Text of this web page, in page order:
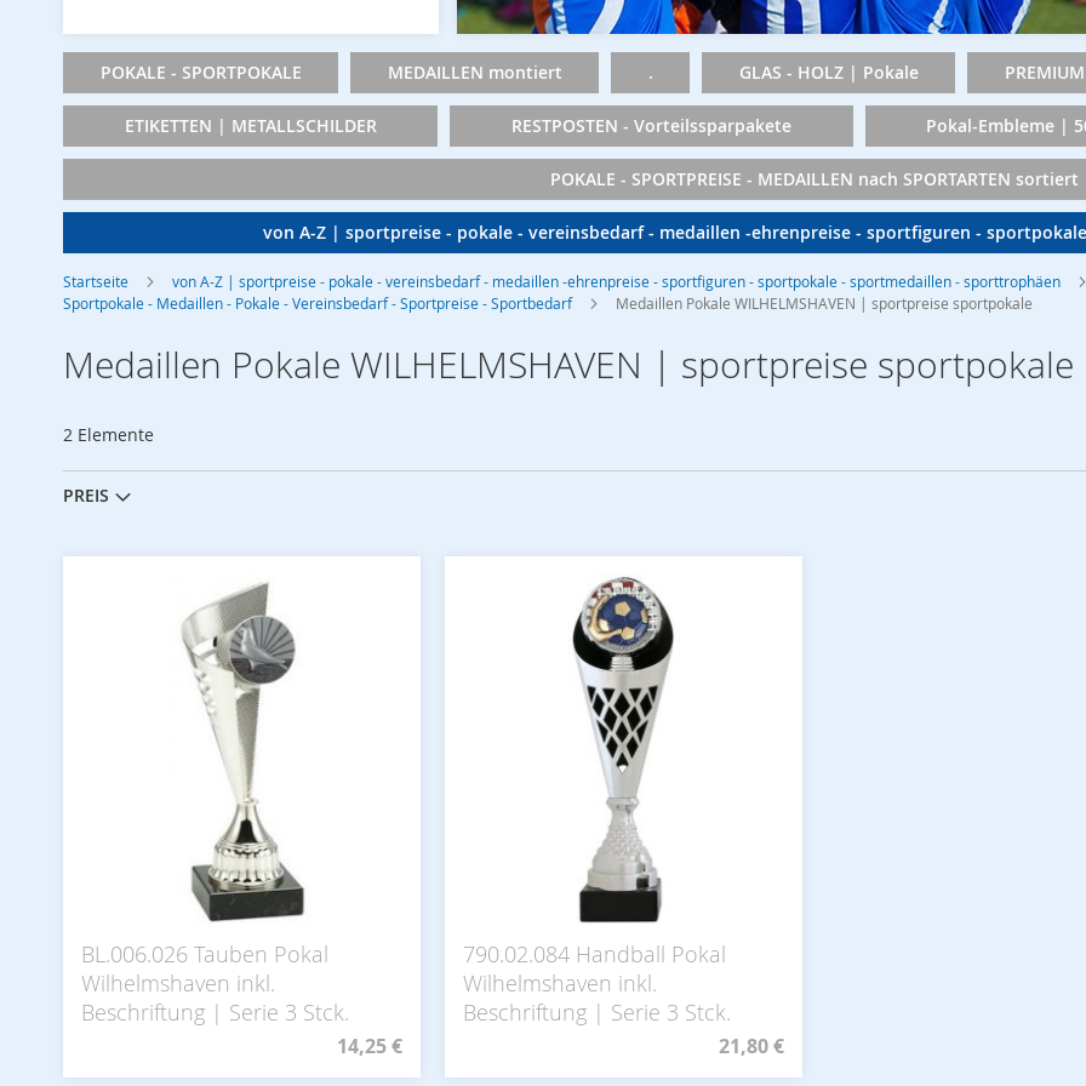
POKALE - SPORTPOKALE MEDAILLEN montiert . GLAS - HOLZ | Pokale
ETIKETTEN | METALLSCHILDER RESTPOSTEN - Vorteilssparpakete Pokal-Embleme |
POKALE - SPORTPREISE - MEDAILLEN nach SPORTARTEN sortiert
von A-Z | sportpreise - pokale - vereinsbedarf - medaillen -ehrenpreise - sportfiguren -
Startseite
von A-Z | sportpreise - pokale - vereinsbedarf - medaillen -ehrenpreise - sportfiguren - sportpokale - sportmedaillen - sporttrophäen
Sportpokale - Medaillen - Pokale - Vereinsbedarf - Sportpreise - Sportbedarf
Medaillen Pokale WILHELMSHAVEN | sportpreise sportpokale
Medaillen Pokale WILHELMSHAVEN | sportpreise sportpokale
PREIS
2 Elemente
BL.006.026 Tauben Pokal
Wilhelmshaven inkl.
Beschriftung | Serie 3 Stck.
14,25 €
790.02.084 Handball Pokal
Wilhelmshaven inkl.
Beschriftung | Serie 3 Stck.
21,80 €